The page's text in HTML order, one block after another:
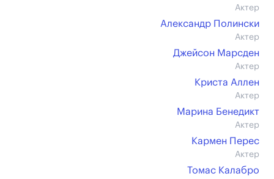
Актер
Александр Полински
Актер
Джейсон Марсден
Актер
Криста Аллен
Актер
Марина Бенедикт
Актер
Кармен Перес
Актер
Томас Калабро